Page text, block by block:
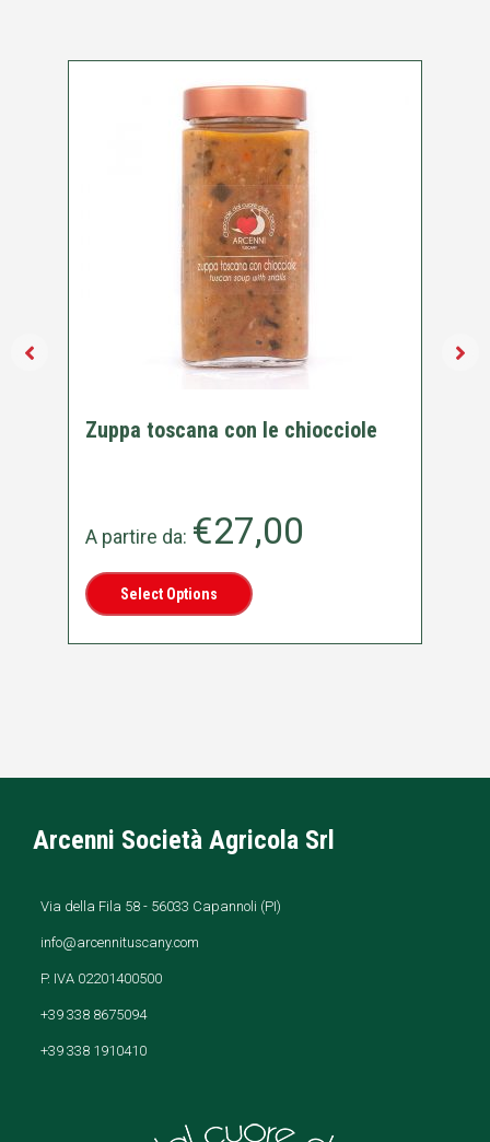
Zuppa toscana con le chiocciole
A partire da: €27,00
Select Options
Arcenni Società Agricola Srl
Via della Fila 58 - 56033 Capannoli (PI)
info@arcennituscany.com
P. IVA 02201400500
+39 338 8675094
+39 338 1910410